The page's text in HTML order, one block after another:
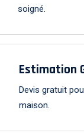
soigné.
Estimation
Devis gratuit
maison.